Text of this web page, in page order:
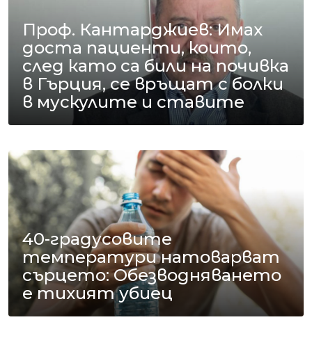
Проф. Кантарджиев: Имах
доста пациенти, които,
след като са били на почивка
в Гърция, се връщат с болки
в мускулите и ставите
40-градусовите
температури натоварват
сърцето: Обезводняването
е тихият убиец